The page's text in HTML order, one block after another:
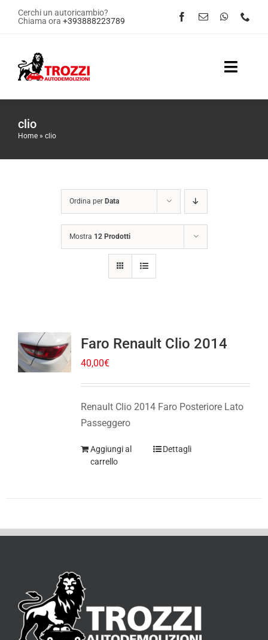
SaltaCerchi un autoricambio?
Chiama ora +393888223789
Toggle
clio
Home » clio
Ordina per Data
Mostra 12 Prodotti
Faro Renault Clio 2014
40,00€
Renault Clio 2014 Faro Posteriore Lato
Passeggero
Aggiungi al
carrello
Dettagli